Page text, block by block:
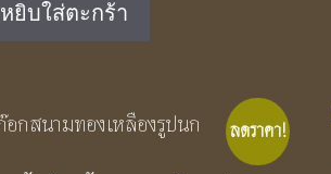
฿1,650.00.
หยิบใส่ตะกร้า
ลดราคา!